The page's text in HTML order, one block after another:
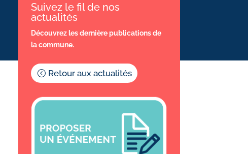
Suivez le fil de nos
actualités
Découvrez les dernière publications de
la commune.
Retour aux actualités